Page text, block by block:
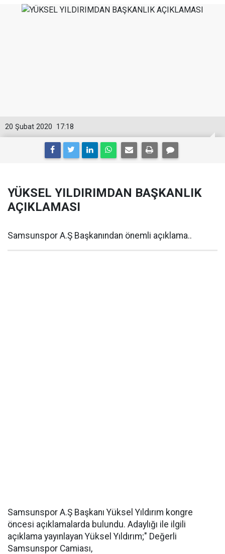
17:18
20 Şubat 2020
YÜKSEL YILDIRIMDAN BAŞKANLIK
AÇIKLAMASI
Samsunspor A.Ş Başkanından önemli açıklama..
Samsunspor A.Ş Başkanı Yüksel Yıldırım kongre
öncesi açıklamalarda bulundu. Adaylığı ile ilgili
açıklama yayınlayan Yüksel Yıldırım;" Değerli
Samsunspor Camiası,